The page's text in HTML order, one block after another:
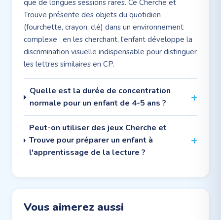
que de longues sessions rares. Ce Cherche et
Trouve présente des objets du quotidien
(fourchette, crayon, clé) dans un environnement
complexe : en les cherchant, l'enfant développe la
discrimination visuelle indispensable pour distinguer
les lettres similaires en CP.
Quelle est la durée de concentration
normale pour un enfant de 4-5 ans ?
Peut-on utiliser des jeux Cherche et
Trouve pour préparer un enfant à
l'apprentissage de la lecture ?
Vous aimerez aussi